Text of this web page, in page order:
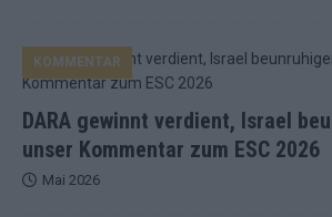
DARA gewinnt verdient, Israel
unser Kommentar zum ESC 2026
KOMMENTAR
Mai 2026